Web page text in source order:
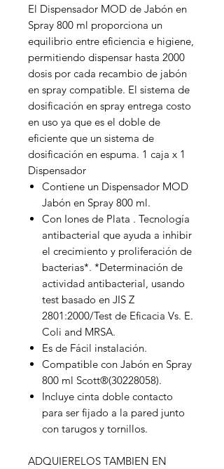
El Dispensador MOD de Jabón en
Spray 800 ml proporciona un
equilibrio entre eficiencia e higiene,
permitiendo dispensar hasta 2000
dosis por cada recambio de jabón
en spray compatible. El sistema de
dosificación en spray entrega costo
en uso ya que es el doble de
eficiente que un sistema de
dosificación en espuma. 1 caja x 1
Dispensador
Contiene un Dispensador MOD
Jabón en Spray 800 ml.
Con Iones de Plata . Tecnología
antibacterial que ayuda a inhibir
el crecimiento y proliferación de
bacterias*. *Determinación de
actividad antibacterial, usando
test basado en JIS Z
2801:2000/Test de Eficacia Vs. E.
Coli and MRSA.
Es de Fácil instalación.
Compatible con Jabón en Spray
800 ml Scott®(30228058).
Incluye cinta doble contacto
para ser fijado a la pared junto
con tarugos y tornillos.
ADQUIERELOS TAMBIEN EN